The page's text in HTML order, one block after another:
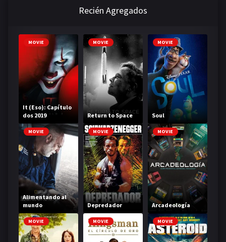
Recién Agregados
MOVIE
It (Eso): Capítulo
dos 2019
MOVIE
Return to Space
MOVIE
Soul
MOVIE
Alimentando al
mundo
MOVIE
Depredador
MOVIE
Arcadeología
MOVIE MOVIE MOVIE